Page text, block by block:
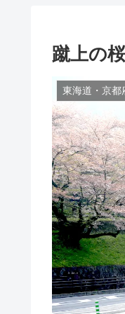
蹴上の
東海道・京都